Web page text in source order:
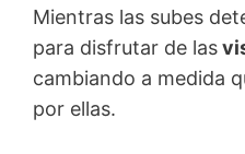
Mientras las subes
para disfrutar de las
cambiando a medida
por ellas.